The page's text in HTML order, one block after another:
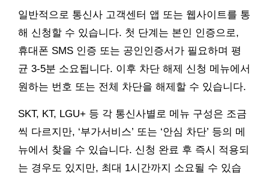
일반적으로 통신사 고객센터 앱 또는 웹사이트를 통
해 신청할 수 있습니다. 첫 단계는 본인 인증으로,
휴대폰 SMS 인증 또는 공인인증서가 필요하며 평
균 3-5분 소요됩니다. 이후 차단 해제 신청 메뉴에서
원하는 번호 또는 전체 차단을 해제할 수 있습니다.
SKT, KT, LGU+ 등 각 통신사별로 메뉴 구성은 조금
씩 다르지만, ‘부가서비스’ 또는 ‘안심 차단’ 등의 메
뉴에서 찾을 수 있습니다. 신청 완료 후 즉시 적용되
는 경우도 있지만, 최대 1시간까지 소요될 수 있습